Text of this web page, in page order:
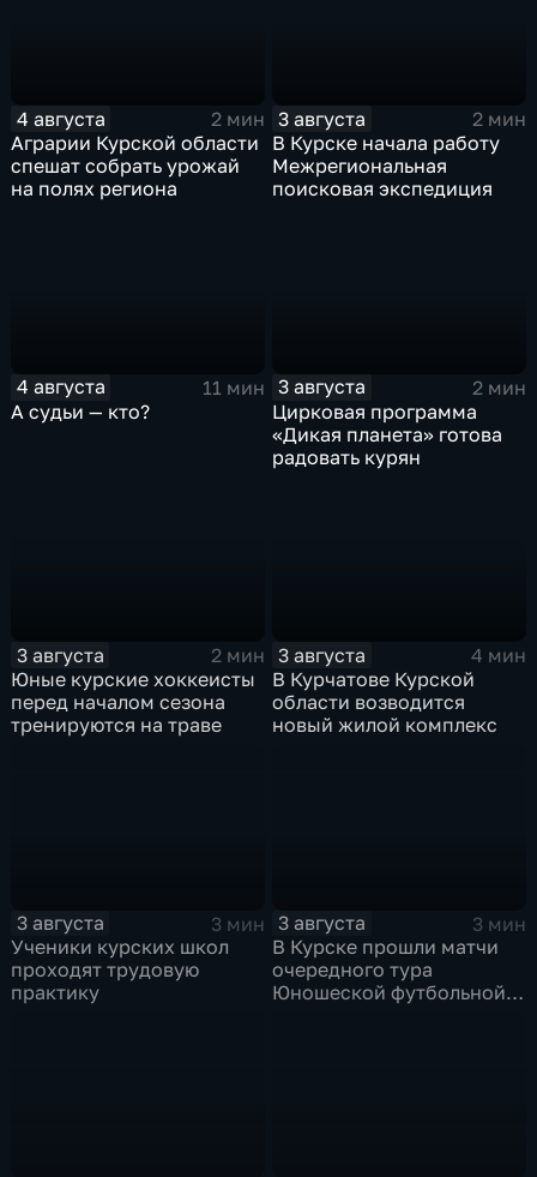
4 августа
2 мин
Аграрии Курской области
спешат собрать урожай
на полях региона
3 августа
2 мин
В Курске начала работу
Межрегиональная
поисковая экспедиция
4 августа
11 мин
А судьи — кто?
3 августа
2 мин
Цирковая программа
«Дикая планета» готова
радовать курян
3 августа
2 мин
Юные курские хоккеисты
перед началом сезона
тренируются на траве
3 августа
4 мин
В Курчатове Курской
области возводится
новый жилой комплекс
3 августа
3 мин
Ученики курских школ
проходят трудовую
практику
3 августа
3 мин
В Курске прошли матчи
очередного тура
Юношеской футбольной